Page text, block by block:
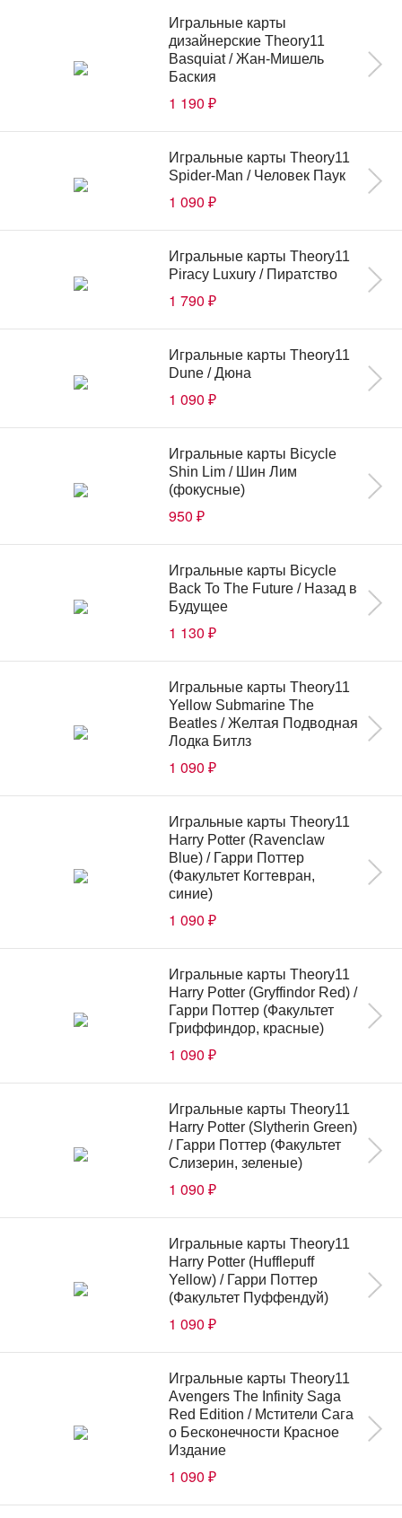
Игральные карты
дизайнерские Theory11
Basquiat / Жан-Мишель
Баския
1 190 ₽
Игральные карты Theory11
Spider-Man / Человек Паук
1 090 ₽
Игральные карты Theory11
Piracy Luxury / Пиратство
1 790 ₽
Игральные карты Theory11
Dune / Дюна
1 090 ₽
Игральные карты Bicycle
Shin Lim / Шин Лим
(фокусные)
950 ₽
Игральные карты Bicycle
Back To The Future / Назад в
Будущее
1 130 ₽
Игральные карты Theory11
Yellow Submarine The
Beatles / Желтая Подводная
Лодка Битлз
1 090 ₽
Игральные карты Theory11
Harry Potter (Ravenclaw
Blue) / Гарри Поттер
(Факультет Когтевран,
синие)
1 090 ₽
Игральные карты Theory11
Harry Potter (Gryffindor Red) /
Гарри Поттер (Факультет
Гриффиндор, красные)
1 090 ₽
Игральные карты Theory11
Harry Potter (Slytherin Green)
/ Гарри Поттер (Факультет
Слизерин, зеленые)
1 090 ₽
Игральные карты Theory11
Harry Potter (Hufflepuff
Yellow) / Гарри Поттер
(Факультет Пуффендуй)
1 090 ₽
Игральные карты Theory11
Avengers The Infinity Saga
Red Edition / Мстители Сага
о Бесконечности Красное
Издание
1 090 ₽